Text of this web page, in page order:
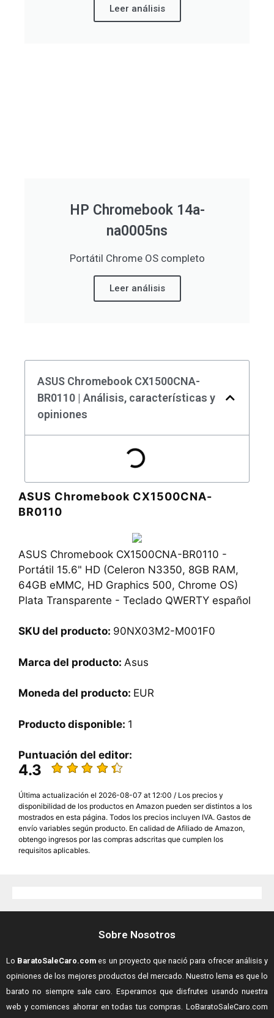
Leer análisis
HP Chromebook 14a-
na0005ns
Portátil Chrome OS completo
Leer análisis
ASUS Chromebook CX1500CNA-
BR0110 | Análisis, características y
opiniones
ASUS Chromebook CX1500CNA-
BR0110
ASUS Chromebook CX1500CNA-BR0110 -
Portátil 15.6" HD (Celeron N3350, 8GB RAM,
64GB eMMC, HD Graphics 500, Chrome OS)
Plata Transparente - Teclado QWERTY español
SKU del producto: ‎90NX03M2-M001F0
Marca del producto: Asus
Moneda del producto: EUR
Producto disponible: 1
Puntuación del editor:
4.3
Última actualización el 2026-08-07 at 12:00 / Los precios y
disponibilidad de los productos en Amazon pueden ser distintos a los
mostrados en esta página. Todos los precios incluyen IVA. Gastos de
envío variables según producto. En calidad de Afiliado de Amazon,
obtengo ingresos por las compras adscritas que cumplen los
requisitos aplicables.
Sobre Nosotros
Lo BaratoSaleCaro.com es un proyecto que nació para ofrecer análisis y
opiniones de los mejores productos del mercado. Nuestro lema es que lo
barato no siempre sale caro. Esperamos que disfrutes usando nuestra
web y comiences ahorrar en todas tus compras. LoBaratoSaleCaro.com